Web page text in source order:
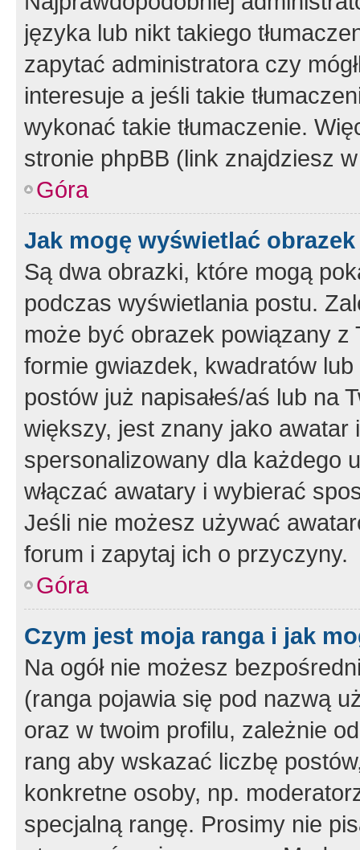
języka lub nikt takiego
zapytać administratora czy
interesuje a jeśli takie
wykonać takie tłumaczenie.
stronie phpBB (link znajdziesz
Góra
Jak mogę wyświetlać
Są dwa obrazki, które mogą
podczas wyświetlania postu.
może być obrazek powiązany z
formie gwiazdek, kwadratów
postów już napisałeś/aś lub na
większy, jest znany jako
spersonalizowany dla każdego
włączać awatary i wybierać
Jeśli nie możesz używać
forum i zapytaj ich o przyczyny.
Góra
Czym jest moja ranga i jak
Na ogół nie możesz
(ranga pojawia się pod nazwą
oraz w twoim profilu, zależnie
rang aby wskazać liczbę
konkretne osoby, np.
specjalną rangę. Prosimy nie